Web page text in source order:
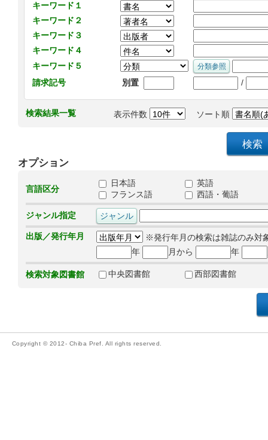
キーワード１
キーワード２
キーワード３
キーワード４
キーワード５
請求記号
別置 /
検索結果一覧 表示件数 ソート順
オプション
言語区分
日本語
英語
フランス語
西語・葡語
ジャンル指定
出版／発行年月
※発行年月の検索は雑誌のみ対
年
月から 年
検索対象図書館 中央図書館 西部図書館
Copyright © 2012- Chiba Pref. All rights reserved.